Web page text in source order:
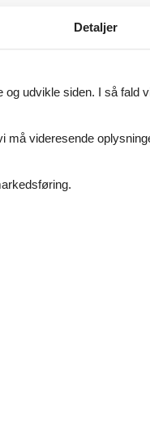
Detaljer
udvikle siden. I så fald
videresende